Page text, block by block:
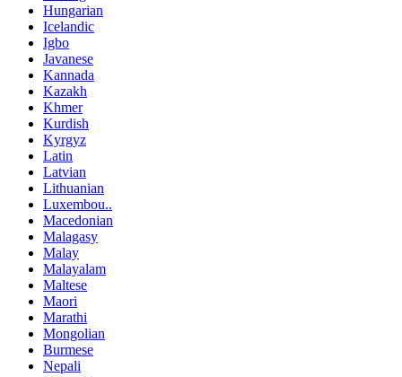
Hungarian
Icelandic
Igbo
Javanese
Kannada
Kazakh
Khmer
Kurdish
Kyrgyz
Latin
Latvian
Lithuanian
Luxembou..
Macedonian
Malagasy
Malay
Malayalam
Maltese
Maori
Marathi
Mongolian
Burmese
Nepali